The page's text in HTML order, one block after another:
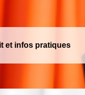
et infos pratiques